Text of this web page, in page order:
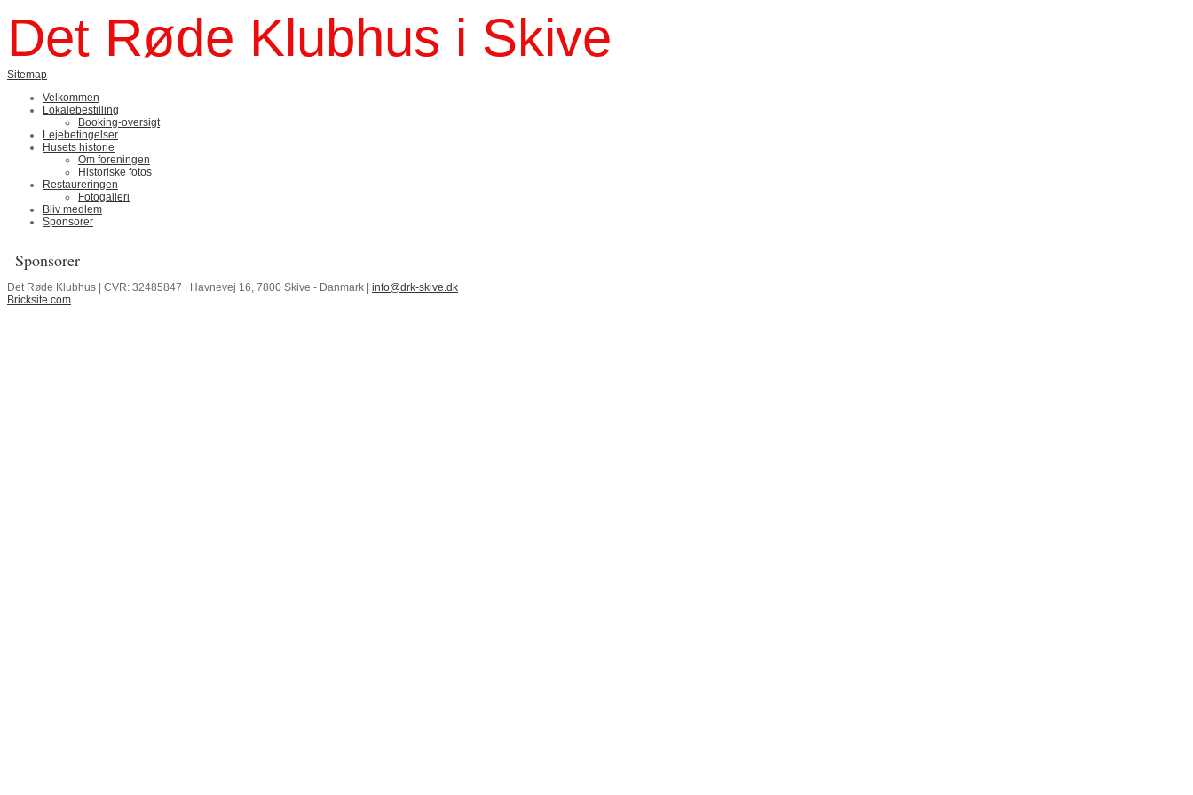
Det Røde Klubhus i Skive
Sitemap
Velkommen
Lokalebestilling
Booking-oversigt
Lejebetingelser
Husets historie
Om foreningen
Historiske fotos
Restaureringen
Fotogalleri
Bliv medlem
Sponsorer
Sponsorer
Det Røde Klubhus | CVR: 32485847 | Havnevej 16, 7800 Skive - Danmark | info@drk-skive.dk
Bricksite.com